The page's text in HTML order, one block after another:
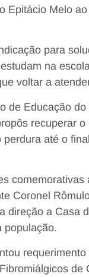
Epitácio Melo
para
na
voltar a
de Educação
recuperar
até o
Coronel
direção a Casa
população.
de